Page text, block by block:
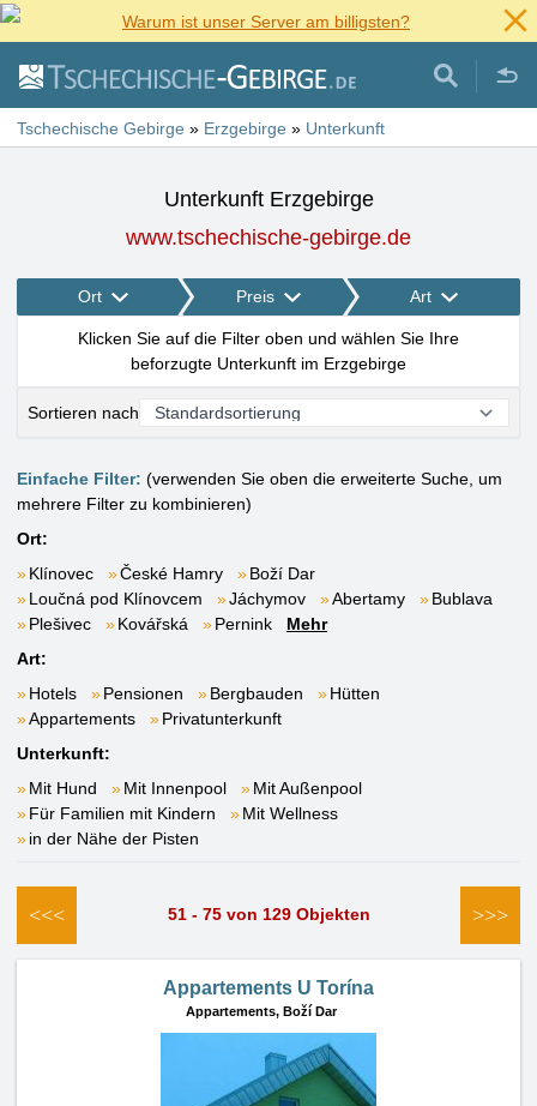
Warum ist unser Server am billigsten?
Tschechische Gebirge » Erzgebirge » Unterkunft
Unterkunft Erzgebirge
www.tschechische-gebirge.de
Ort Preis Art
Klicken Sie auf die Filter oben und wählen Sie Ihre
beforzugte Unterkunft im Erzgebirge
Sortieren nach
Einfache Filter: (verwenden Sie oben die erweiterte Suche, um
mehrere Filter zu kombinieren)
Ort:
Klínovec
České Hamry
Boží Dar
Loučná pod Klínovcem
Jáchymov Abertamy
Bublava
Plešivec
Kovářská Pernink
Mehr
Art:
Hotels
Pensionen Bergbauden
Hütten
Appartements
Privatunterkunft
Unterkunft:
Mit Hund
Mit Innenpool
Mit Außenpool
Für Familien mit Kindern
Mit Wellness
in der Nähe der Pisten
<<< 51 - 75 von 129 Objekten >>>
Appartements U Torína
Appartements, Boží Dar